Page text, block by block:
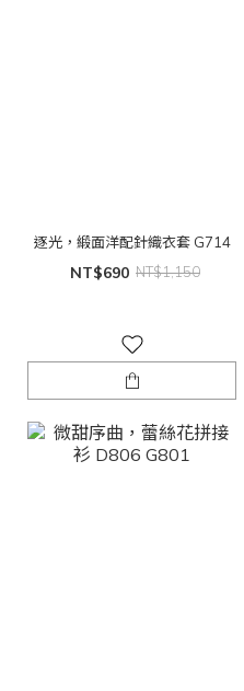
逐光，緞面洋配針織衣套 G714
NT$690 NT$1,150